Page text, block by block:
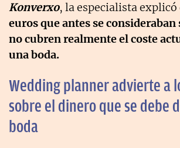
Konverxo, la especialista explicó
euros que antes se
no cubren realmente el coste
una boda.
Wedding planner advierte a
sobre el dinero que se debe
boda